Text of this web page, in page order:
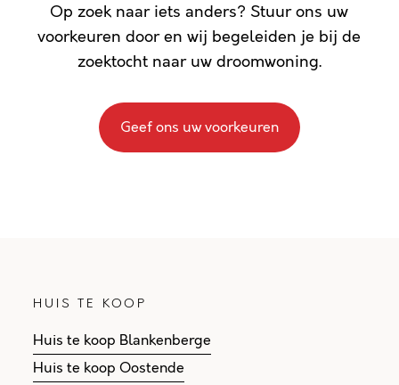
Op zoek naar iets anders? Stuur ons uw
voorkeuren door en wij begeleiden je bij de
zoektocht naar uw droomwoning.
Geef ons uw voorkeuren
HUIS TE KOOP
Huis te koop Blankenberge
Huis te koop Oostende